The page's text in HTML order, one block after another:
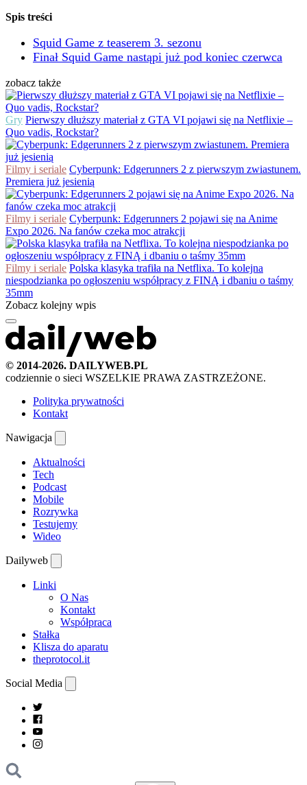
Spis treści
Squid Game z teaserem 3. sezonu
Finał Squid Game nastąpi już pod koniec czerwca
zobacz także
Gry Pierwszy dłuższy materiał z GTA VI pojawi się na Netflixie –
Quo vadis, Rockstar?
Filmy i seriale Cyberpunk: Edgerunners 2 z pierwszym zwiastunem.
Premiera już jesienią
Filmy i seriale Cyberpunk: Edgerunners 2 pojawi się na Anime
Expo 2026. Na fanów czeka moc atrakcji
Filmy i seriale Polska klasyka trafiła na Netflixa. To kolejna
niespodzianka po ogłoszeniu współpracy z FINĄ i dbaniu o taśmy
35mm
Zobacz kolejny wpis
© 2014-2026. DAILYWEB.PL
codziennie o sieci WSZELKIE PRAWA ZASTRZEŻONE.
Polityka prywatności
Kontakt
Nawigacja
Aktualności
Tech
Podcast
Mobile
Rozrywka
Testujemy
Wideo
Dailyweb
Linki
O Nas
Kontakt
Współpraca
Stałka
Klisza do aparatu
theprotocol.it
Social Media